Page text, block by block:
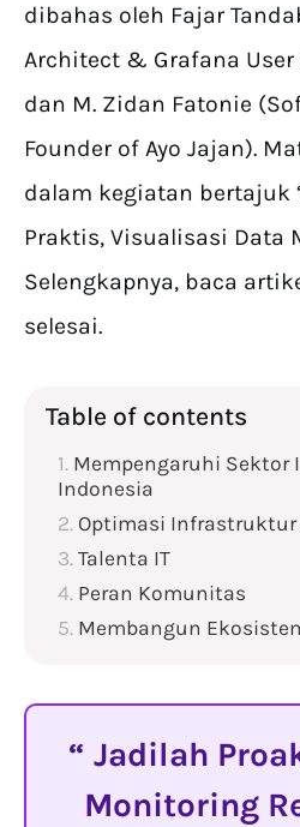
dibahas oleh Fajar
Architect & Grafana
dan M. Zidan Fatonie
Founder of Ayo Jajan).
dalam kegiatan bertajuk
Praktis, Visualisasi Data
Selengkapnya, baca
selesai.
Table of contents
Mempengaruhi Sektor
Indonesia
Optimasi Infrastruktur
Talenta IT
Peran Komunitas
Membangun
Jadilah
Monitoring